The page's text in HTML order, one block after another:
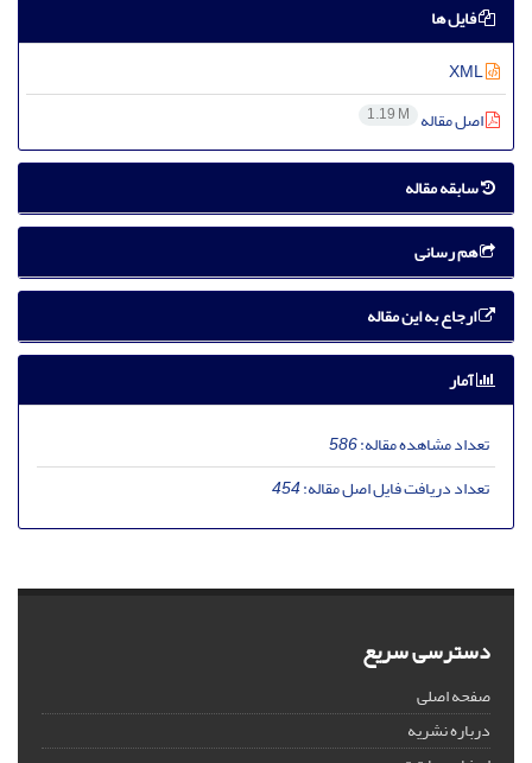
فایل ها
اصل مقاله 1.19 M
سابقه مقاله
هم رسانی
ارجاع به این مقاله
آمار
تعداد مشاهده مقاله:586
تعداد دریافت فایل اصل مقاله:454
دسترسی سریع
صفحه اصلی
درباره نشریه